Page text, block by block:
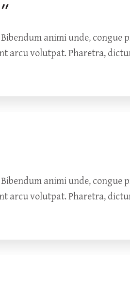
animi unde,
arcu volutpat. Pharetra,
animi unde,
arcu volutpat. Pharetra,